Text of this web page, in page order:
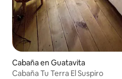
Cabaña en Guatavita
Cabaña Tu Terra El Suspiro